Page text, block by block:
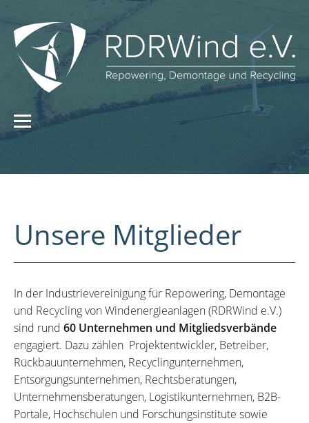
Unsere Mitglieder
In der Industrievereinigung für Repowering, Demontage
und Recycling von Windenergieanlagen (RDRWind e.V.)
sind rund 60 Unternehmen und Mitgliedsverbände
engagiert. Dazu zählen Projektentwickler, Betreiber,
Rückbauunternehmen, Recyclingunternehmen,
Entsorgungsunternehmen, Rechtsberatungen,
Unternehmensberatungen, Logistikunternehmen, B2B-
Portale, Hochschulen und Forschungsinstitute sowie